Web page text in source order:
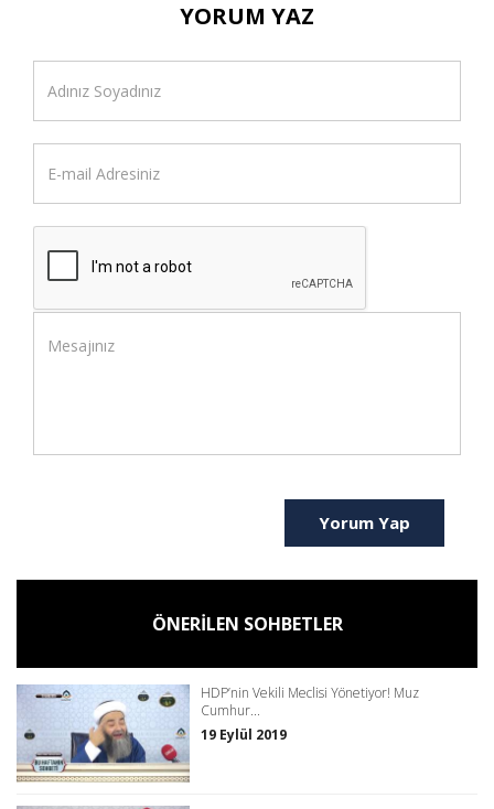
YORUM YAZ
Yorum Yap
ÖNERİLEN SOHBETLER
HDP’nin Vekili Meclisi Yönetiyor! Muz
Cumhur...
19 Eylül 2019